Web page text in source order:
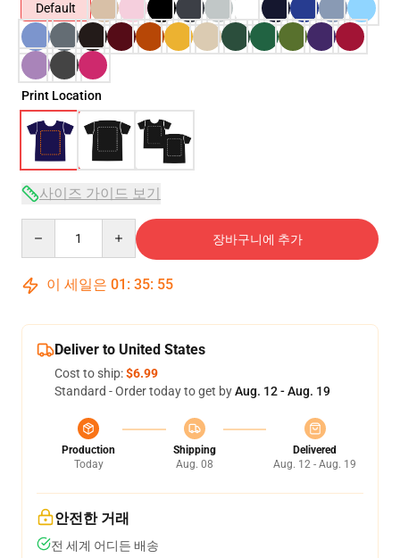
Default
Print Location
사이즈 가이드 보기
장바구니에 추가
이 세일은 01 : 35: 54
Deliver to United States
Cost to ship:$6.99
Standard - Order today to get byAug. 12 - Aug. 19
Production
Today
Shipping
Aug. 08
Delivered
Aug. 12 - Aug. 19
안전한 거래
전 세계 어디든 배송